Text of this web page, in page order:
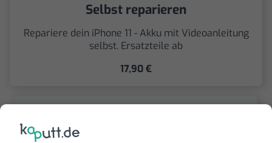
Selbst reparieren
Repariere dein iPhone 11 - Akku mit Videoanleitung
selbst. Ersatzteile ab
17,90 €